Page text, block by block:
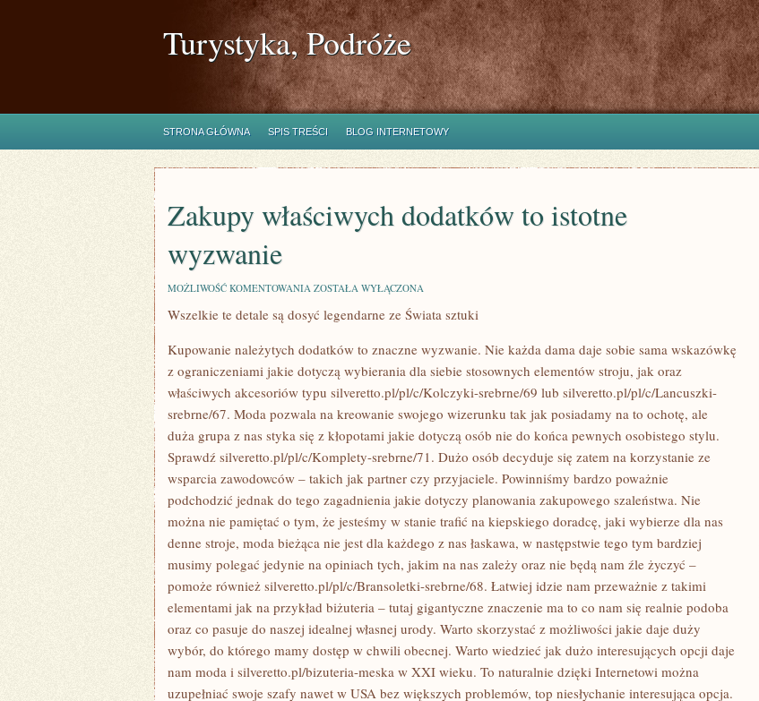
Turystyka, Podróże
STRONA GŁÓWNA SPIS TREŚCI BLOG INTERNETOWY
Zakupy właściwych dodatków to istotne
wyzwanie
MOŻLIWOŚĆ KOMENTOWANIA ZAKUPY
DODATKÓW
WYZWANIE
ZOSTAŁA WYŁĄCZONA
Wszelkie te detale są dosyć legendarne ze Świata sztuki
Kupowanie należytych dodatków to znaczne wyzwanie. Nie każda dama daje sobie sama wskazówkę
z ograniczeniami jakie dotyczą wybierania dla siebie stosownych elementów stroju, jak oraz
właściwych akcesoriów typu silveretto.pl/pl/c/Kolczyki-srebrne/69 lub silveretto.pl/pl/c/Lancuszki-
srebrne/67. Moda pozwala na kreowanie swojego wizerunku tak jak posiadamy na to ochotę, ale
duża grupa z nas styka się z kłopotami jakie dotyczą osób nie do końca pewnych osobistego stylu.
Sprawdź silveretto.pl/pl/c/Komplety-srebrne/71. Dużo osób decyduje się zatem na korzystanie ze
wsparcia zawodowców – takich jak partner czy przyjaciele. Powinniśmy bardzo poważnie
podchodzić jednak do tego zagadnienia jakie dotyczy planowania zakupowego szaleństwa. Nie
można nie pamiętać o tym, że jesteśmy w stanie trafić na kiepskiego doradcę, jaki wybierze dla nas
denne stroje, moda bieżąca nie jest dla każdego z nas łaskawa, w następstwie tego tym bardziej
musimy polegać jedynie na opiniach tych, jakim na nas zależy oraz nie będą nam źle życzyć –
pomoże również silveretto.pl/pl/c/Bransoletki-srebrne/68. Łatwiej idzie nam przeważnie z takimi
elementami jak na przykład biżuteria – tutaj gigantyczne znaczenie ma to co nam się realnie podoba
oraz co pasuje do naszej idealnej własnej urody. Warto skorzystać z możliwości jakie daje duży
wybór, do którego mamy dostęp w chwili obecnej. Warto wiedzieć jak dużo interesujących opcji daje
nam moda i silveretto.pl/bizuteria-meska w XXI wieku. To naturalnie dzięki Internetowi można
uzupełniać swoje szafy nawet w USA bez większych problemów, top niesłychanie interesująca opcja.